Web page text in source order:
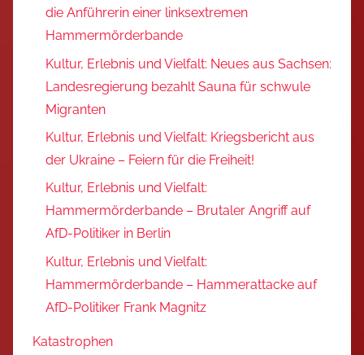
die Anführerin einer linksextremen
Hammermörderbande
Kultur, Erlebnis und Vielfalt: Neues aus Sachsen:
Landesregierung bezahlt Sauna für schwule
Migranten
Kultur, Erlebnis und Vielfalt: Kriegsbericht aus
der Ukraine – Feiern für die Freiheit!
Kultur, Erlebnis und Vielfalt:
Hammermörderbande – Brutaler Angriff auf
AfD-Politiker in Berlin
Kultur, Erlebnis und Vielfalt:
Hammermörderbande – Hammerattacke auf
AfD-Politiker Frank Magnitz
Katastrophen